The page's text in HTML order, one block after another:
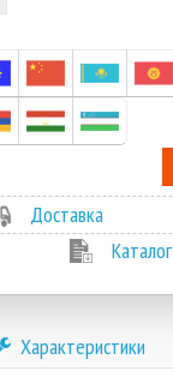
Доставка
Каталог
Характеристики